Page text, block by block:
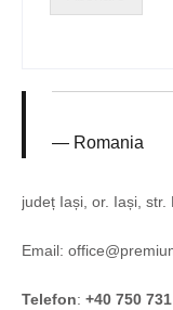
Romania
județ Iași, or. Iași, str.
Email:
Telefon: +40 750